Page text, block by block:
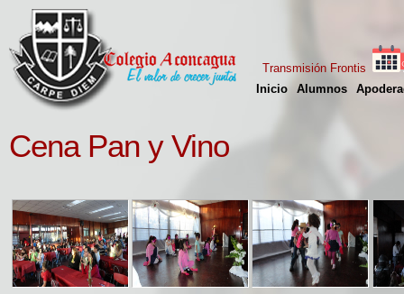
Inicio Alumnos
Transmisión Frontis
Cena Pan y Vino